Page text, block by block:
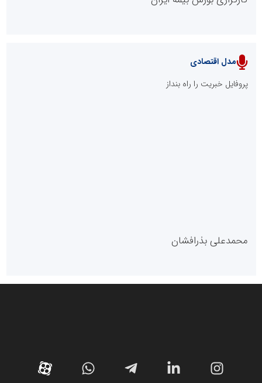
پایگاه خبری نهضت ملی مسکن
پایگاه خبری گفتمان یزد
مدل اقتصادی
پروفایل خبریت را راه بنداز
محمدعلی بذرافشان